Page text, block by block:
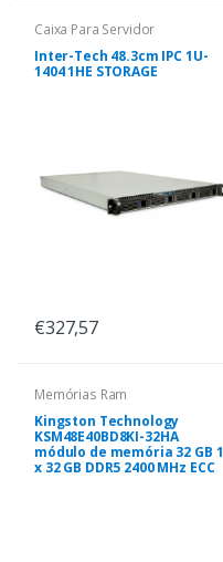
Caixa Para Servidor
Inter-Tech 48.3cm IPC 1U-
1404 1HE STORAGE
€327,57
Memórias Ram
Kingston Technology
KSM48E40BD8KI-32HA
módulo de memória 32 GB 1
x 32 GB DDR5 2400 MHz ECC